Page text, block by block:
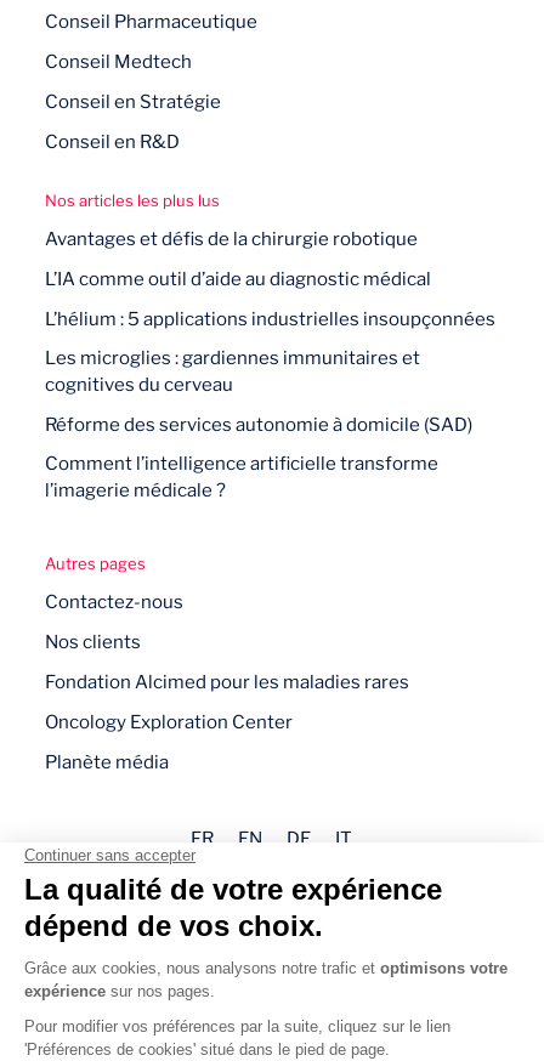
Conseil Pharmaceutique
Conseil Medtech
Conseil en Stratégie
Conseil en R&D
Nos articles les plus lus
Avantages et défis de la chirurgie robotique
L’IA comme outil d’aide au diagnostic médical
L’hélium : 5 applications industrielles insoupçonnées
Les microglies : gardiennes immunitaires et
cognitives du cerveau
Réforme des services autonomie à domicile (SAD)
Comment l’intelligence artificielle transforme
l’imagerie médicale ?
Autres pages
Contactez-nous
Nos clients
Fondation Alcimed pour les maladies rares
Oncology Exploration Center
Planète média
FR EN DE IT
Mentions légales
Politique de confidentialité